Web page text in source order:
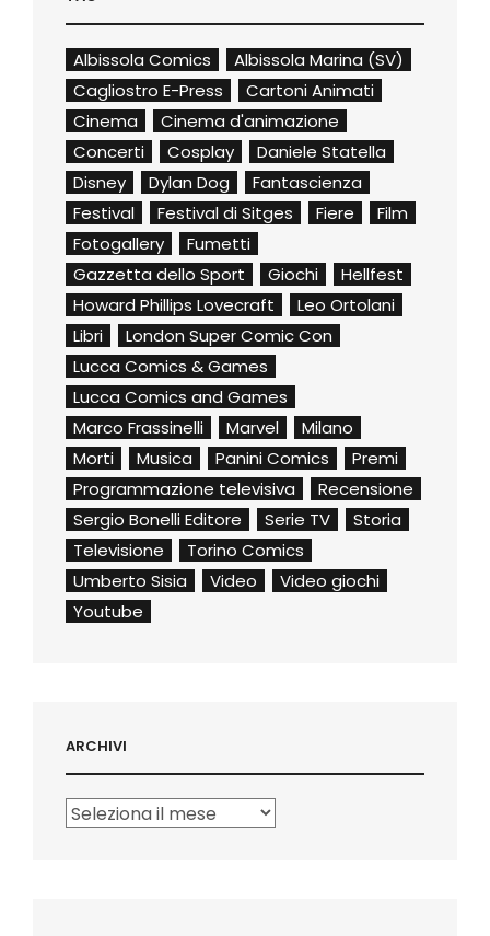
Albissola Comics
Albissola Marina (SV)
Cagliostro E-Press
Cartoni Animati
Cinema
Cinema d'animazione
Concerti
Cosplay
Daniele Statella
Disney
Dylan Dog
Fantascienza
Festival
Festival di Sitges Fiere
Film
Fotogallery
Fumetti
Gazzetta dello Sport
Giochi
Hellfest
Howard Phillips Lovecraft
Leo Ortolani
Libri
London Super Comic Con
Lucca Comics & Games
Lucca Comics and Games
Marco Frassinelli
Marvel
Milano
Morti
Musica Panini Comics
Premi
Programmazione televisiva
Recensione
Sergio Bonelli Editore
Serie TV
Storia
Televisione
Torino Comics
Umberto Sisia
Video
Video giochi
Youtube
ARCHIVI
Archivi